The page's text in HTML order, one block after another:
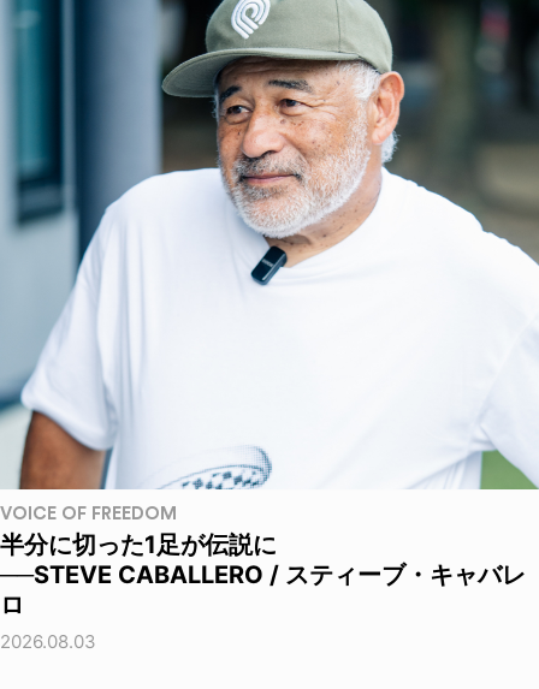
VOICE OF FREEDOM
半分に切った1足が伝説に
──STEVE CABALLERO / スティーブ・キャバレ
ロ
2026.08.03